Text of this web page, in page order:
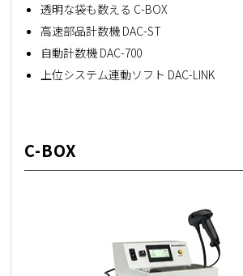
透明な袋も数える C-BOX
高速部品計数機 DAC-ST
自動計数機 DAC-700
上位システム連動ソフト DAC-LINK
C-BOX